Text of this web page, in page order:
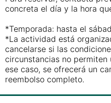
concreta el día y la hora
*Temporada: hasta el
*La actividad está
cancelarse si las
circunstancias no permiten
ese caso, se ofrecerá un
reembolso completo.